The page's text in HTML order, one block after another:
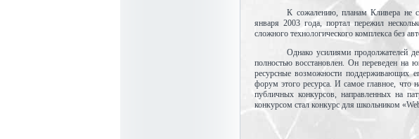
К сожалению, планам Кливера не
января 2003 года, портал пережил
сложного технологического комплекса без
Однако усилиями продолжателей
полностью восстановлен. Он переведен на
ресурсные возможности поддерживающих
форум этого ресурса. И самое главное, что
публичных конкурсов, направленных на
конкурсом стал конкурс для школьником